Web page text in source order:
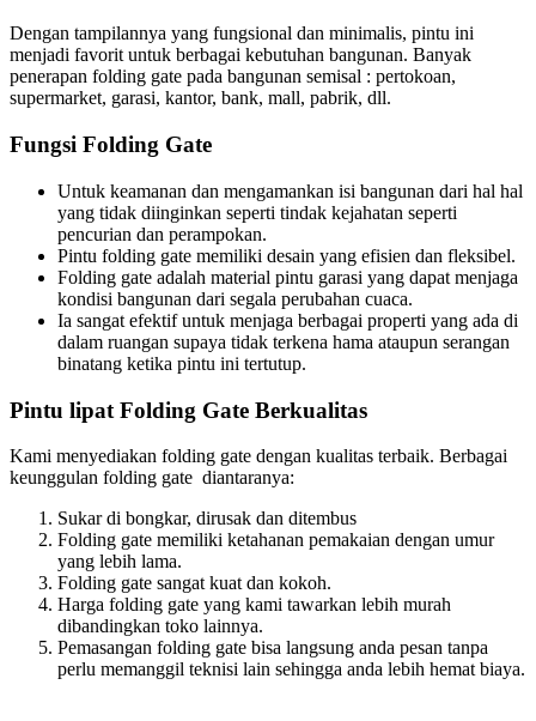
Dengan tampilannya yang fungsional dan minimalis, pintu ini
menjadi favorit untuk berbagai kebutuhan bangunan. Banyak
penerapan folding gate pada bangunan semisal : pertokoan,
supermarket, garasi, kantor, bank, mall, pabrik, dll.
Fungsi Folding Gate
Untuk keamanan dan mengamankan isi bangunan dari hal hal
yang tidak diinginkan seperti tindak kejahatan seperti
pencurian dan perampokan.
Pintu folding gate memiliki desain yang efisien dan fleksibel.
Folding gate adalah material pintu garasi yang dapat menjaga
kondisi bangunan dari segala perubahan cuaca.
Ia sangat efektif untuk menjaga berbagai properti yang ada di
dalam ruangan supaya tidak terkena hama ataupun serangan
binatang ketika pintu ini tertutup.
Pintu lipat Folding Gate Berkualitas
Kami menyediakan folding gate dengan kualitas terbaik. Berbagai
keunggulan folding gate diantaranya:
Sukar di bongkar, dirusak dan ditembus
Folding gate memiliki ketahanan pemakaian dengan umur
yang lebih lama.
Folding gate sangat kuat dan kokoh.
Harga folding gate yang kami tawarkan lebih murah
dibandingkan toko lainnya.
Pemasangan folding gate bisa langsung anda pesan tanpa
perlu memanggil teknisi lain sehingga anda lebih hemat biaya.